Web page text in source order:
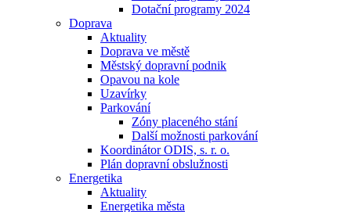
Dotační programy 2024
Doprava
Aktuality
Doprava ve městě
Městský dopravní podnik
Opavou na kole
Uzavírky
Parkování
Zóny placeného stání
Další možnosti parkování
Koordinátor ODIS, s. r. o.
Plán dopravní obslužnosti
Energetika
Aktuality
Energetika města